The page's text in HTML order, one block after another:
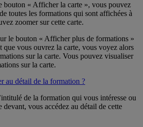
bouton « Afficher la carte », vous pouvez
toutes les formations qui sont affichées à
zoomer sur cette carte.
le bouton « Afficher plus de formations »
que vous ouvrez la carte, vous voyez alors
sur la carte. Vous pouvez visualiser
sur la carte.
au détail de la formation ?
de la formation qui vous intéresse ou
devant, vous accédez au détail de cette